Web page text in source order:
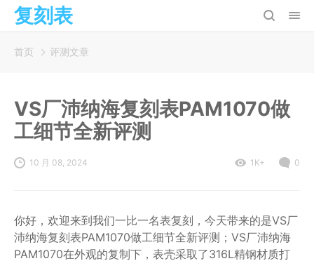
复刻表
首页 评测文章
VS厂沛纳海复刻表PAM1070做
工细节全新评测
10 月 08, 2024 1K+ 0
你好，欢迎来到我们一比一名表复刻，今天带来的是VS厂
沛纳海复刻表PAM1070做工细节全新评测；VS厂沛纳海
PAM1070在外观的复制下，表壳采取了316L精钢材质打